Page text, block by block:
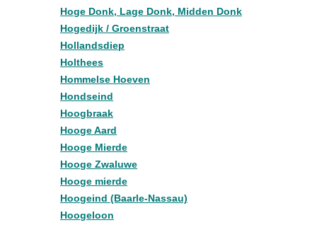
Hoge Donk, Lage Donk, Midden Donk
Hogedijk / Groenstraat
Hollandsdiep
Holthees
Hommelse Hoeven
Hondseind
Hoogbraak
Hooge Aard
Hooge Mierde
Hooge Zwaluwe
Hooge mierde
Hoogeind (Baarle-Nassau)
Hoogeloon